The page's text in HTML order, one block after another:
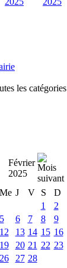
les catégories
Février
2025
Me J V S
D
1
2
5 6 7 8
9
12 13 14 15 16
19 20 21 22 23
26 27 28